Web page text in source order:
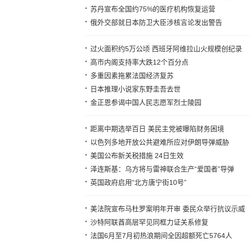
苏丹宣布全国约75%的医疗机构恢复运营
俄外交部就日本防卫大臣涉核言论发出警告
过火面积约5万公顷 西班牙阿维拉山火规模创纪录
高市内阁支持率大跌12个百分点
多重因素拖累法国经济复苏
日本推理小说家东野圭吾去世
金正恩参谒中国人民志愿军烈士陵园
距离中期选举百日 美民主党被曝陷财务困境
以色列多地开放公共避难所应对伊朗导弹威胁
美国公布新关税措施 24日生效
泽连斯基：乌方将与雷神联合生产“爱国者”导弹
英国政府启用“北方唐宁街10号”
美法院宣布马杜罗案明年开审 委民众举行抗议示威
沙特阿联酋高层罕见同框力证关系修复
法国6月至7月初热浪期间全因超额死亡5764人